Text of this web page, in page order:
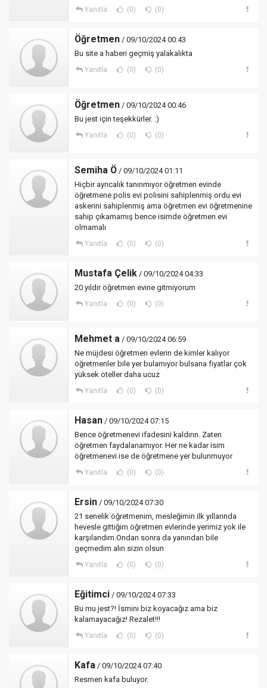
Yanıtla (0) (0)
Öğretmen / 09/10/2024 00:43
Bu site a haberi geçmiş yalakalıkta
Yanıtla (0) (0)
Öğretmen / 09/10/2024 00:46
Bu jest için teşekkürler. :)
Yanıtla (0) (0)
Semiha Ö / 09/10/2024 01:11
Hiçbir ayrıcalık tanınmıyor öğretmen evinde
öğretmene polis evi polisini sahiplenmiş ordu evi
askerini sahiplenmiş ama öğretmen evi öğretmenine
sahip çıkamamış bence isimde öğretmen evi
olmamalı
Yanıtla (0) (0)
Mustafa Çelik / 09/10/2024 04:33
20 yıldır öğretmen evine gitmiyorum
Yanıtla (0) (0)
Mehmet a / 09/10/2024 06:59
Ne müjdesi öğretmen evlerin de kimler kalıyor
öğretmenler bile yer bulamıyor bulsana fiyatlar çok
yüksek oteller daha ucuz
Yanıtla (0) (0)
Hasan / 09/10/2024 07:15
Bence öğretmenevi ifadesini kaldırın. Zaten
öğretmen faydalanamıyor. Her ne kadar isim
öğretmenevi ise de öğretmene yer bulunmuyor
Yanıtla (0) (0)
Ersin / 09/10/2024 07:30
21 senelik öğretmenim, mesleğimin ilk yıllarında
hevesle gittiğim öğretmen evlerinde yerimiz yok ile
karşılandım.Ondan sonra da yanından bile
geçmedim alın sizin olsun
Yanıtla (0) (0)
Eğitimci / 09/10/2024 07:33
Bu mu jest?! İsmini biz koyacağız ama biz
kalamayacağız! Rezalet!!!
Yanıtla (0) (0)
Kafa / 09/10/2024 07:40
Resmen kafa buluyor.